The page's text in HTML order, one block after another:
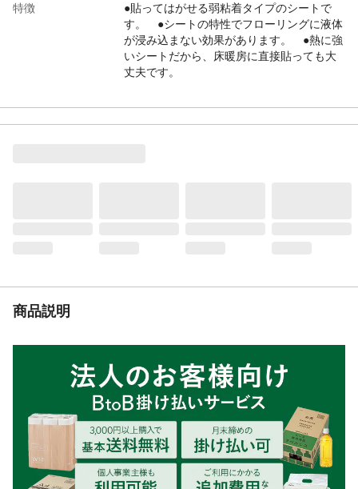
特徴
●貼ってはがせる弱粘着タイプのシートで
す。 ●シートの特性でフローリングに液体
が浸み込まない効果があります。 ●熱に強
いシートだから、床暖房に直接貼っても大
丈夫です。
貼れる面
フローリング
必要な道具
商品説明